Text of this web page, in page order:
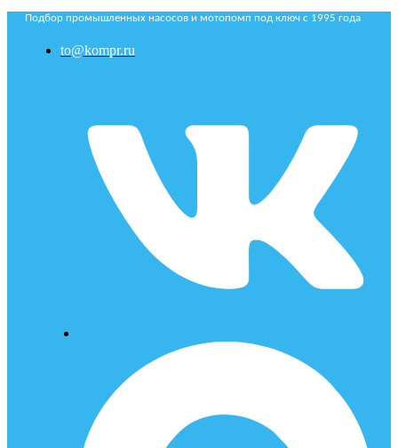
Подбор промышленных насосов и мотопомп под ключ с 1995 года
to@kompr.ru